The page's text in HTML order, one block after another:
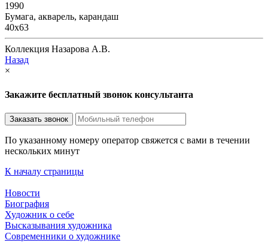
1990
Бумага, акварель, карандаш
40х63
Коллекция Назарова А.В.
Назад
×
Закажите бесплатный звонок консультанта
По указанному номеру оператор свяжется с вами в течении
нескольких минут
К началу страницы
Новости
Биография
Художник о себе
Выcказывания художника
Современники о художнике